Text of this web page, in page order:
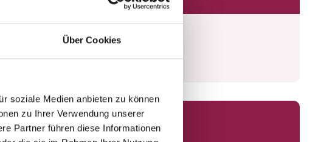
Über Cookies
soziale Medien anbieten zu können
zu Ihrer Verwendung unserer
Partner führen diese Informationen